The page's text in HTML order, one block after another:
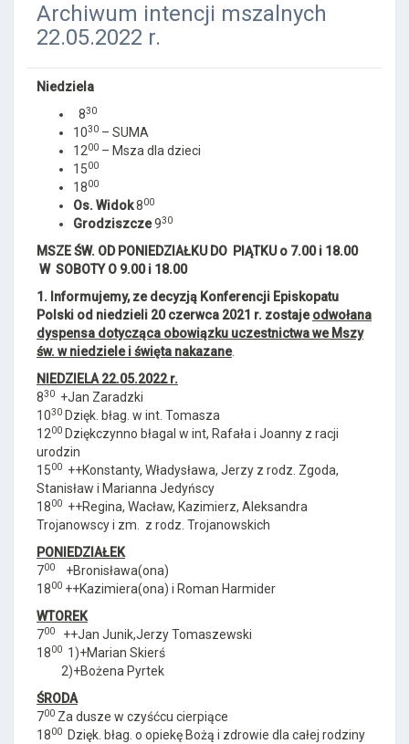
Archiwum intencji mszalnych
22.05.2022 r.
Niedziela
830
1030 – SUMA
1200 – Msza dla dzieci
1500
1800
Os. Widok800
Grodziszcze930
MSZE ŚW. OD PONIEDZIAŁKU DO PIĄTKU o 7.00 i 18.00
W SOBOTY O 9.00 i 18.00
1. Informujemy, ze decyzją Konferencji Episkopatu
Polski od niedzieli 20 czerwca 2021 r. zostajeodwołana
dyspensa dotycząca obowiązku uczestnictwa we Mszy
św. w niedziele i święta nakazane.
NIEDZIELA 22.05.2022 r.
830 +Jan Zaradzki
1030 Dzięk. błag. w int. Tomasza
1200 Dziękczynno błagal w int, Rafała i Joanny z racji
urodzin
1500 ++Konstanty, Władysława, Jerzy z rodz. Zgoda,
Stanisław i Marianna Jedyńscy
1800 ++Regina, Wacław, Kazimierz, Aleksandra
Trojanowscy i zm. z rodz. Trojanowskich
PONIEDZIAŁEK
700
+Bronisława(ona)
1800 ++Kazimiera(ona) i Roman Harmider
WTOREK
700 ++Jan Junik,Jerzy Tomaszewski
1800 1)+Marian Skierś
2)+Bożena Pyrtek
ŚRODA
700 Za dusze w czyśćcu cierpiące
1800
Dzięk. błag. o opiekę Bożą i zdrowie dla całej rodziny